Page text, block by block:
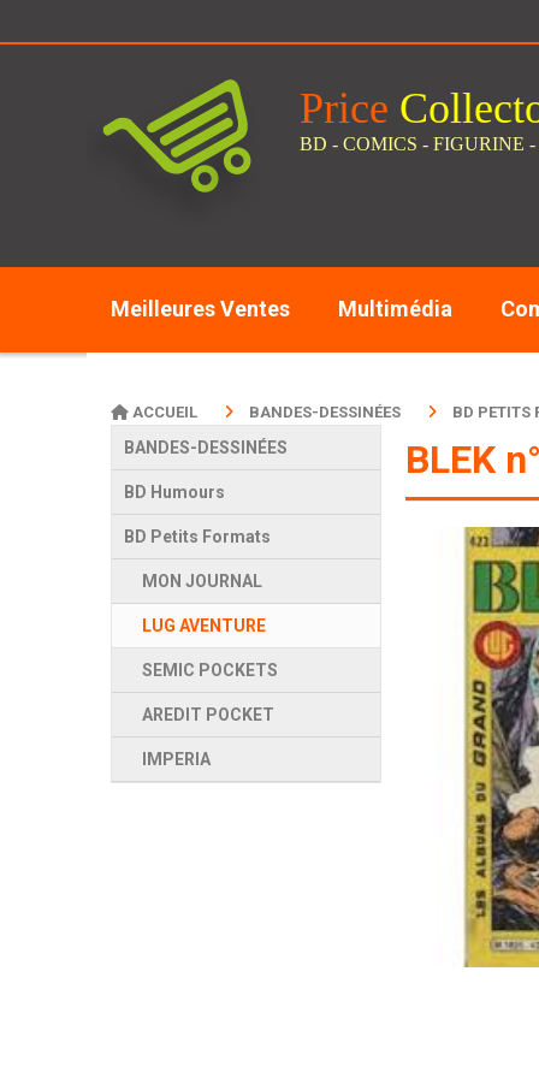
Price C
BD - COMICS - FIGURINE
Meilleures Ventes Multimédia
BANDES-DESSINÉES
BD Humours
BD Petits Formats
MON JOURNAL
LUG AVENTURE
SEMIC POCKETS
AREDIT POCKET
IMPERIA
ACCUEIL BANDES-DESSINÉES BD PETITS
BLEK